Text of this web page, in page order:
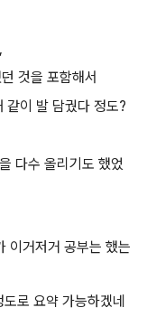
것을 포함해서
같이 발 담궜다 정도?
다수 올리기도 했었
이거저거 공부는 했는
로 요약 가능하겠네